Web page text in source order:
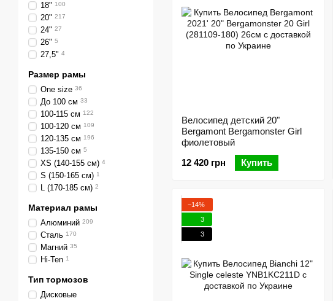
Велосипед детский 20"
Bergamont Bergamonster Girl
фиолетовый
12 420 грн
Купить
−14%
3
3
18" 100
20" 217
24" 27
26" 5
27,5" 4
Размер рамы
One size 36
До 100 см 33
100-115 см 122
100-120 см 109
120-135 см 196
135-150 см 5
XS (140-155 см) 4
S (150-165 см) 1
L (170-185 см) 2
Материал рамы
Алюминий 209
Сталь 170
Магний 35
Hi-Ten 1
Тип тормозов
Дисковые